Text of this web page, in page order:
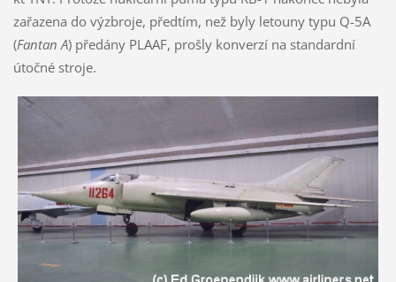
zařazena do výzbroje, předtím, než byly letouny typu Q-5A
(Fantan A) předány PLAAF, prošly konverzí na standardní
útočné stroje.